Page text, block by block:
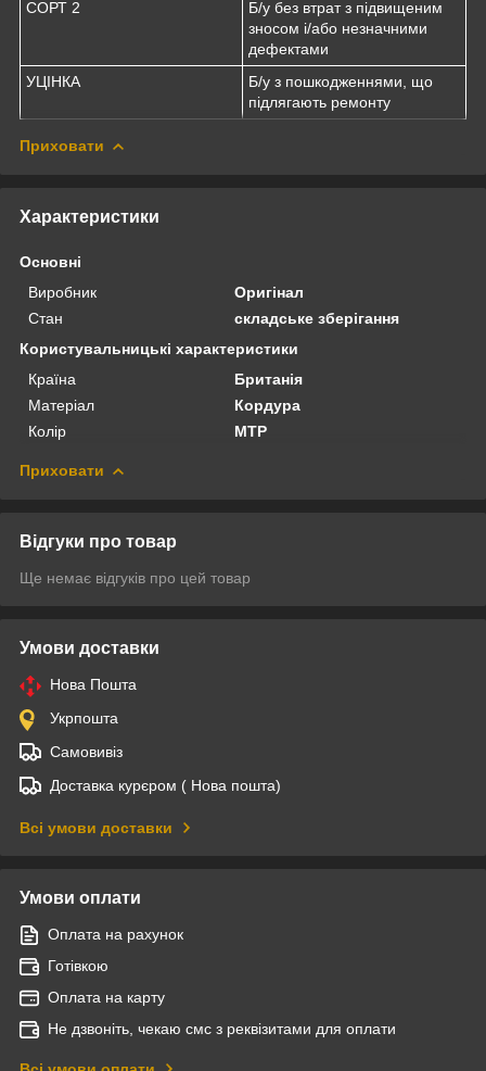
СОРТ 2
Б/у без втрат з підвищеним
зносом і/або незначними
дефектами
УЦІНКА
Б/у з пошкодженнями, що
підлягають ремонту
Приховати
Характеристики
Основні
Виробник
Оригінал
Стан
складське зберігання
Користувальницькі характеристики
Країна
Британія
Матеріал
Кордура
Колір
MTP
Приховати
Відгуки про товар
Ще немає відгуків про цей товар
Умови доставки
Нова Пошта
Укрпошта
Самовивіз
Доставка курєром ( Нова пошта)
Всі умови доставки
Умови оплати
Оплата на рахунок
Готівкою
Оплата на карту
Не дзвоніть, чекаю смс з реквізитами для оплати